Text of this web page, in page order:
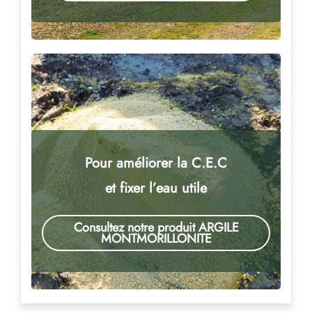
Pour améliorer la C.E.C
et fixer l’eau utile
Consultez notre produit ARGILE
MONTMORILLONITE